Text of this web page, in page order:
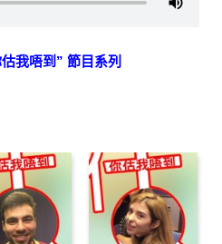
我唔到” 節目系列